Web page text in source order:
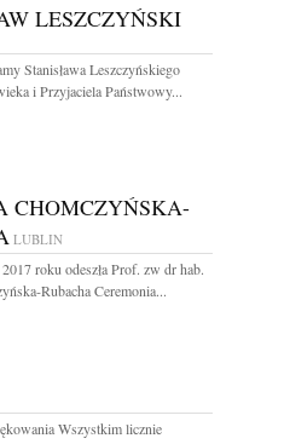
LESZCZYŃSKI
Stanisława Leszczyńskiego
i Przyjaciela Państwowy...
CHOMCZYŃSKA-
LUBLIN
roku odeszła Prof. zw dr hab.
Rubacha Ceremonia...
Wszystkim licznie